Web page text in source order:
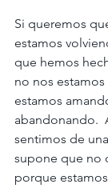
Si queremos
estamos
que hemos
no nos
estamos
abandonando.
sentimos de
supone que no
porque